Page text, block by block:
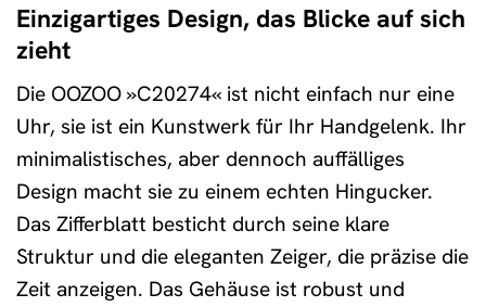
Einzigartiges Design, das Blicke auf sich
zieht
Die OOZOO »C20274« ist nicht einfach nur eine
Uhr, sie ist ein Kunstwerk für Ihr Handgelenk. Ihr
minimalistisches, aber dennoch auffälliges
Design macht sie zu einem echten Hingucker.
Das Zifferblatt besticht durch seine klare
Struktur und die eleganten Zeiger, die präzise die
Zeit anzeigen. Das Gehäuse ist robust und